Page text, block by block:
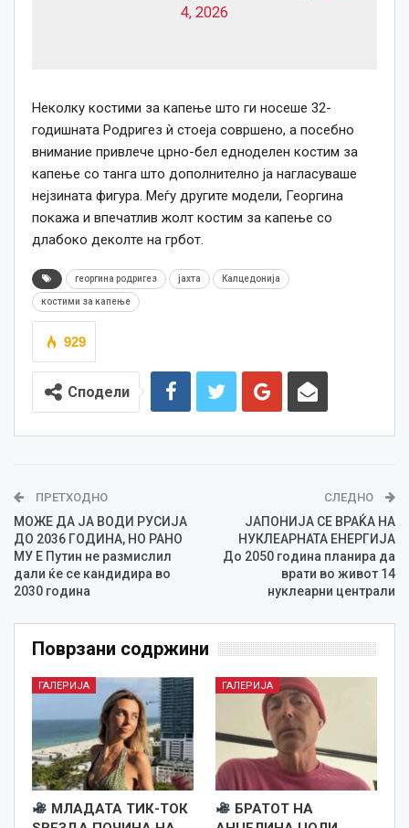
4, 2026
Неколку костими за капење што ги носеше 32-
годишната Родригез ѝ стоеја совршено, а посебно
внимание привлече црно-бел едноделен костим за
капење со танга што дополнително ја нагласуваше
нејзината фигура. Меѓу другите модели, Георгина
покажа и впечатлив жолт костим за капење со
длабоко деколте на грбот.
георгина родригез јахта Калцедонија
костими за капење
929
Сподели
ПРЕТХОДНО
МОЖЕ ДА ЈА ВОДИ РУСИЈА
ДО 2036 ГОДИНА, НО РАНО
МУ Е Путин не размислил
дали ќе се кандидира во
2030 година
СЛЕДНО
ЈАПОНИЈА СЕ ВРАЌА НА
НУКЛЕАРНАТА ЕНЕРГИЈА
До 2050 година планира да
врати во живот 14
нуклеарни централи
Поврзани содржини
ГАЛЕРИЈА
МЛАДАТА ТИК-ТОК
ГАЛЕРИЈА
БРАТОТ НА